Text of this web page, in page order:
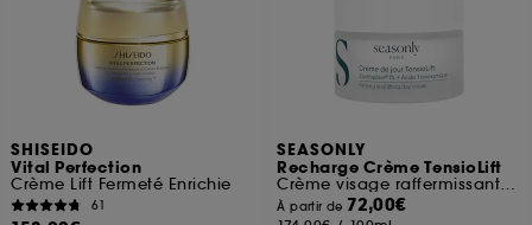
SHISEIDO
Vital Perfection
Crème Lift Fermeté Enrichie
61
SEASONLY
Recharge Crème TensioLift
Crème visage raffermissante et liftante
À partir de 72,00€